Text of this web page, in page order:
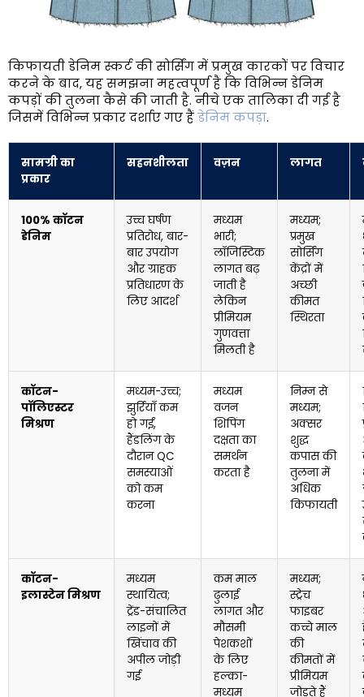
किफायती डेनिम स्कर्ट की सोर्सिंग में प्रमुख कारकों पर विचार
करने के बाद, यह समझना महत्वपूर्ण है कि विभिन्न डेनिम
कपड़ों की तुलना कैसे की जाती है. नीचे एक तालिका दी गई है
जिसमें विभिन्न प्रकार दर्शाए गए हैंडेनिम कपड़ा.
सामग्री का
प्रकार
सहनशीलता वज़न लागत
100% कॉटन
डेनिम
उच्च घर्षण
प्रतिरोध, बार-
बार उपयोग
और ग्राहक
प्रतिधारण के
लिए आदर्श
मध्यम
भारी;
लॉजिस्टिक
लागत बढ़
जाती है
लेकिन
प्रीमियम
गुणवत्ता
मिलती है
मध्यम;
प्रमुख
सोर्सिंग
केंद्रों में
अच्छी
कीमत
स्थिरता
कॉटन-
पॉलिएस्टर
मिश्रण
मध्यम-उच्च;
झुर्रियाँ कम
हो गईं,
हैंडलिंग के
दौरान QC
समस्याओं
को कम
करना
मध्यम
वजन
शिपिंग
दक्षता का
समर्थन
करता है
निम्न से
मध्यम;
अक्सर
शुद्ध
कपास की
तुलना में
अधिक
किफायती
कॉटन-
इलास्टेन मिश्रण
मध्यम
स्थायित्व;
ट्रेंड-संचालित
लाइनों में
खिंचाव की
अपील जोड़ी
गई
कम माल
ढुलाई
लागत और
मौसमी
पेशकशों
के लिए
हल्का-
मध्यम
मध्यम;
स्ट्रेच
फाइबर
कच्चे माल
की
कीमतों में
प्रीमियम
जोड़ते हैं